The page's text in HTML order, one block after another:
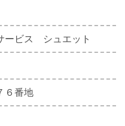
ービス シュエット
６番地